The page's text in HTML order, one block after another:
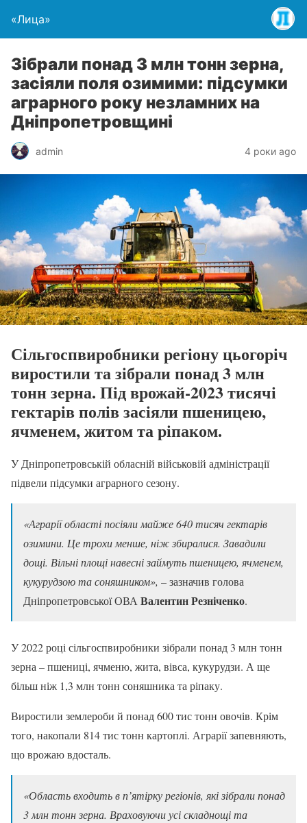
«Лица»
Зібрали понад 3 млн тонн зерна,
засіяли поля озимими: підсумки
аграрного року незламних на
Дніпропетровщині
admin 4 роки ago
Сільгоспвиробники регіону цьогоріч
виростили та зібрали понад 3 млн
тонн зерна. Під врожай-2023 тисячі
гектарів полів засіяли пшеницею,
ячменем, житом та ріпаком.
У Дніпропетровській обласній військовій адміністрації
підвели підсумки аграрного сезону.
«Аграрії області посіяли майже 640 тисяч гектарів
озимини. Це трохи менше, ніж збиралися. Завадили
дощі. Вільні площі навесні займуть пшеницею, ячменем,
кукурудзою та соняшником», – зазначив голова
Дніпропетровської ОВАВалентин Резніченко.
У 2022 році сільгоспвиробники зібрали понад 3 млн тонн
зерна – пшениці, ячменю, жита, вівса, кукурудзи. А ще
більш ніж 1,3 млн тонн соняшника та ріпаку.
Виростили землероби й понад 600 тис тонн овочів. Крім
того, накопали 814 тис тонн картоплі. Аграрії запевняють,
що врожаю вдосталь.
«Область входить в п’ятірку регіонів, які зібрали понад
3 млн тонн зерна. Враховуючи усі складнощі та